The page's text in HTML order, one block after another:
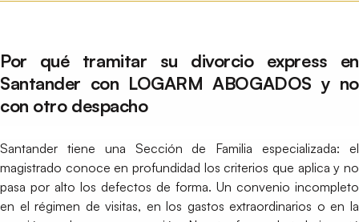
Por qué tramitar su divorcio express en
Santander con LOGARM ABOGADOS y no
con otro despacho
Santander tiene una Sección de Familia especializada: el
magistrado conoce en profundidad los criterios que aplica y no
pasa por alto los defectos de forma. Un convenio incompleto
en el régimen de visitas, en los gastos extraordinarios o en la